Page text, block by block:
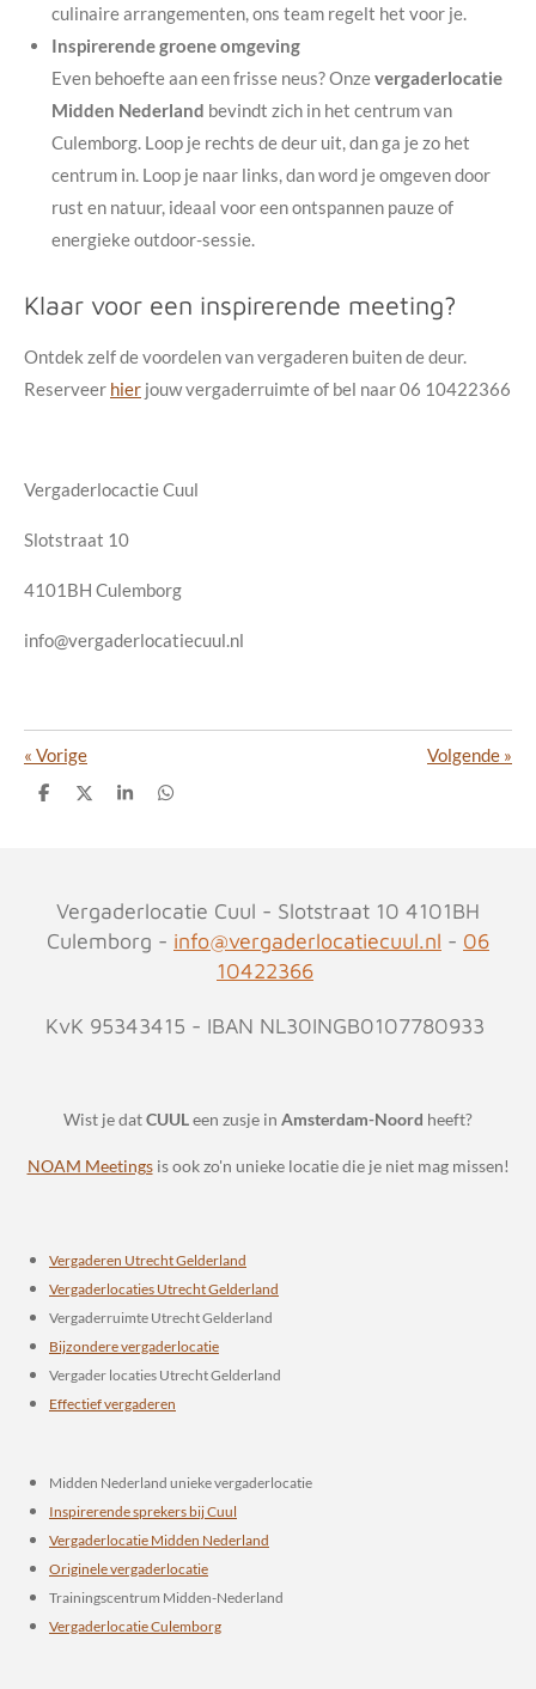
culinaire arrangementen, ons team regelt het voor je.
Inspirerende groene omgeving
Even behoefte aan een frisse neus? Onzevergaderlocatie
Midden Nederland bevindt zich in het centrum van
Culemborg. Loop je rechts de deur uit, dan ga je zo het
centrum in. Loop je naar links, dan word je omgeven door
rust en natuur, ideaal voor een ontspannen pauze of
energieke outdoor-sessie.
Klaar voor een inspirerende meeting?
Ontdek zelf de voordelen van vergaderen buiten de deur.
Reserveer hier jouw vergaderruimte of bel naar06 10422366
Vergaderlocactie Cuul
Slotstraat 10
4101BH Culemborg
info@vergaderlocatiecuul.nl
« Vorige Volgende »
D
D
S
D
Vergaderlocatie Cuul - Slotstraat 10 4101BH
Culemborg - info@vergaderlocatiecuul.nl - 06
10422366
KvK 95343415 - IBAN NL30INGB0107780933
Wist je datCUULeen zusje in Amsterdam-Noord heeft?
NOAM Meetingsis ook zo'n unieke locatie die je niet mag missen!
Vergaderen Utrecht Gelderland
Vergaderlocaties Utrecht Gelderland
Vergaderruimte Utrecht Gelderland
Bijzondere vergaderlocatie
Vergader locaties Utrecht Gelderland
Effectief vergaderen
Midden Nederland unieke vergaderlocatie
Inspirerende sprekers bij Cuul
Vergaderlocatie Midden Nederland
Originele vergaderlocatie
Trainingscentrum Midden-Nederland
Vergaderlocatie Culemborg